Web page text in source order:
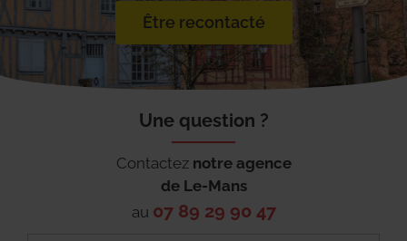
Être recontacté
Une question ?
Contactez notre agence
de Le-Mans
au 07 89 29 90 47